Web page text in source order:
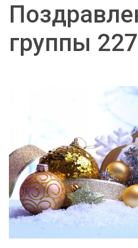
группы 227